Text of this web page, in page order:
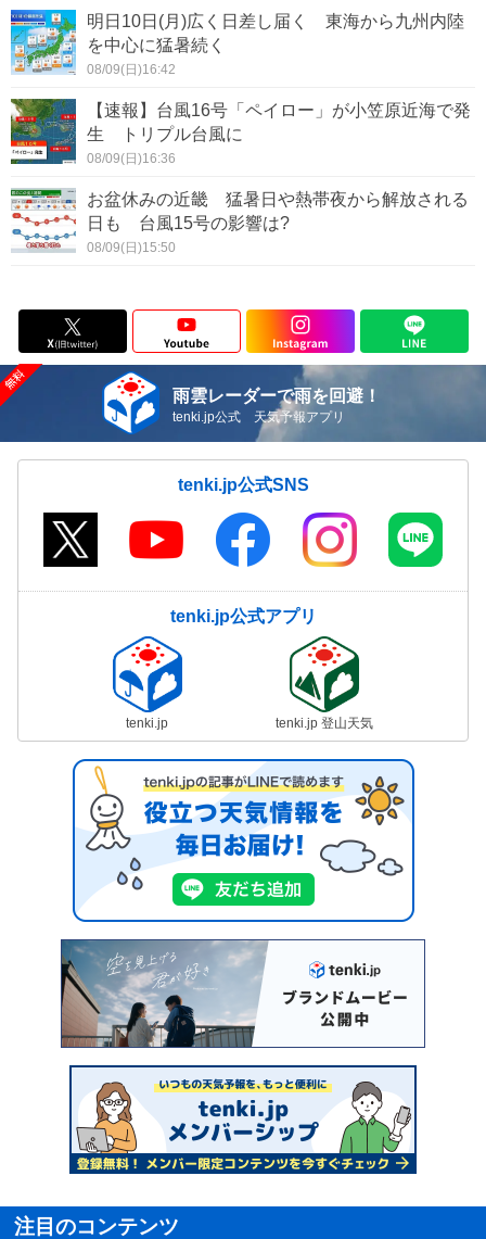
明日10日(月)広く日差し届く 東海から九州内陸
を中心に猛暑続く
08/09(日)16:42
【速報】台風16号「ペイロー」が小笠原近海で発
生 トリプル台風に
08/09(日)16:36
お盆休みの近畿 猛暑日や熱帯夜から解放される
日も 台風15号の影響は?
08/09(日)15:50
雨雲レーダーで雨を回避！
tenki.jp公式 天気予報アプリ
tenki.jp公式SNS
tenki.jp公式アプリ
tenki.jp tenki.jp 登山天気
注目のコンテンツ